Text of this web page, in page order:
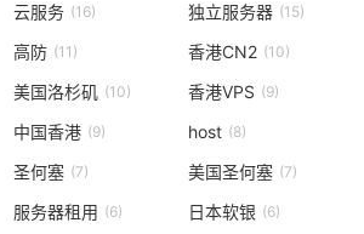
云服务 (16) 独立服务器 (15)
高防 (11) 香港CN2 (10)
美国洛杉矶 (10) 香港VPS (9)
中国香港 (9) host (8)
圣何塞 (7) 美国圣何塞 (7)
服务器租用 (6) 日本软银 (6)